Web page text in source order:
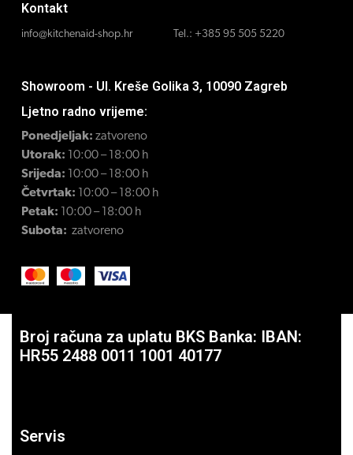
Kontakt
info@kitchenaid-shop.hr Tel.: +385 95 505 5220
Showroom - Ul. Kreše Golika 3, 10090 Zagreb
Ljetno radno vrijeme:
Ponedjeljak: zatvoreno
Utorak: 10:00 – 18:00 h
Srijeda: 10:00 – 18:00 h
Četvrtak: 10:00 – 18:00 h
Petak: 10:00 – 18:00 h
Subota: zatvoreno
Broj računa za uplatu BKS Banka: IBAN:
HR55 2488 0011 1001 40177
Servis